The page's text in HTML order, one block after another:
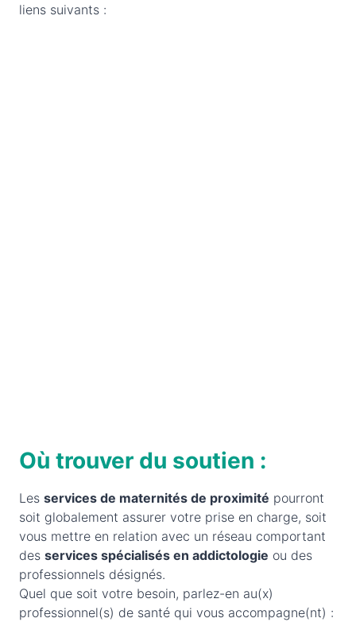
liens suivants :
Où trouver du soutien :
Les services de maternités de proximité pourront
soit globalement assurer votre prise en charge, soit
vous mettre en relation avec un réseau comportant
des services spécialisés en addictologie ou des
professionnels désignés.
Quel que soit votre besoin, parlez-en au(x)
professionnel(s) de santé qui vous accompagne(nt) :